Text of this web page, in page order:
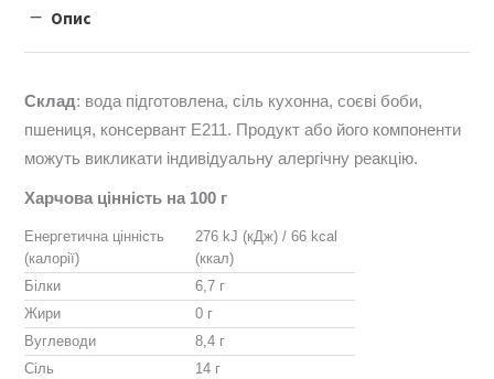
Опис
Склад: вода підготовлена, сiль кухонна, соєві боби,
пшениця, консервант Е211. Продукт або його компоненти
можуть викликати індивідуальну алергічну реакцію.
Харчова цінність на 100 г
Енергетична цінність
(калорії)
276 kJ (кДж) / 66 kcal
(ккал)
Білки
6,7 г
Жири
0 г
Вуглеводи
8,4 г
Сіль
14 г